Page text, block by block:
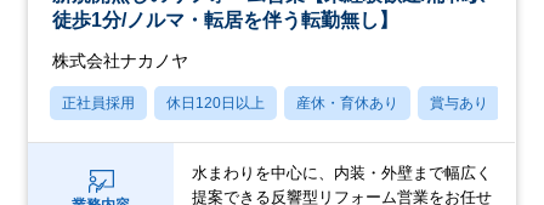
徒歩1分/ノルマ・転居を伴う転勤無し】
株式会社ナカノヤ
正社員採用 休日120日以上 産休・育休あり 賞与あり
水まわりを中心に、内装・外壁まで幅広く
提案できる反響型リフォーム営業をお任せ